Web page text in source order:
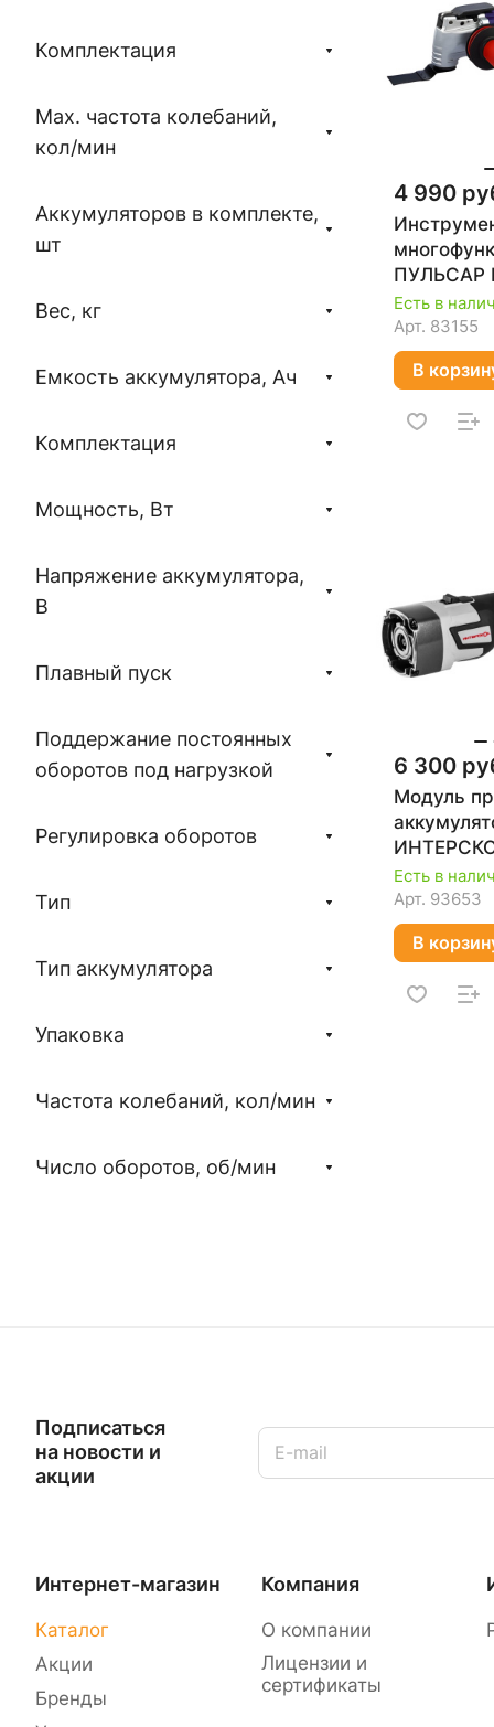
4 990
ПУЛЬСАР
500ЭС
Есть в
Арт. 83155
В
6 300
Модуль
АПИ
(без АКБ и
Есть в
Арт. 93653
В
Комплектация
Max. частота колебаний,
кол/мин
Аккумуляторов в комплекте,
шт
Вес, кг
Емкость аккумулятора, Ач
Комплектация
Мощность, Вт
Напряжение аккумулятора,
В
Плавный пуск
Поддержание постоянных
оборотов под нагрузкой
Регулировка оборотов
Тип
Тип аккумулятора
Упаковка
Частота колебаний, кол/мин
Число оборотов, об/мин
Подписаться
на новости и
акции
Интернет-магазин
Каталог
Акции
Бренды
Компания
О компании
Лицензии и
сертификаты